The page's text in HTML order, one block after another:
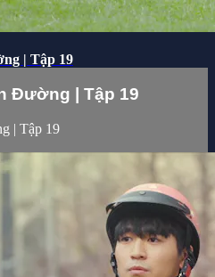
| Tập 19
Đường | Tập 19
| Tập 19